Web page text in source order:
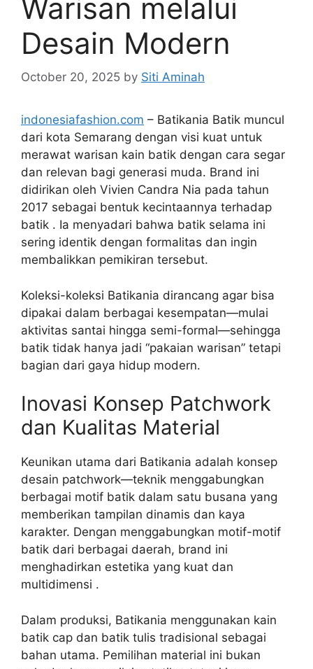
Warisan melalui
Desain Modern
October 20, 2025 by Siti Aminah
indonesiafashion.com – Batikania Batik muncul
dari kota Semarang dengan visi kuat untuk
merawat warisan kain batik dengan cara segar
dan relevan bagi generasi muda. Brand ini
didirikan oleh Vivien Candra Nia pada tahun
2017 sebagai bentuk kecintaannya terhadap
batik . Ia menyadari bahwa batik selama ini
sering identik dengan formalitas dan ingin
membalikkan pemikiran tersebut.
Koleksi-koleksi Batikania dirancang agar bisa
dipakai dalam berbagai kesempatan—mulai
aktivitas santai hingga semi-formal—sehingga
batik tidak hanya jadi “pakaian warisan” tetapi
bagian dari gaya hidup modern.
Inovasi Konsep Patchwork
dan Kualitas Material
Keunikan utama dari Batikania adalah konsep
desain patchwork—teknik menggabungkan
berbagai motif batik dalam satu busana yang
memberikan tampilan dinamis dan kaya
karakter. Dengan menggabungkan motif-motif
batik dari berbagai daerah, brand ini
menghadirkan estetika yang kuat dan
multidimensi .
Dalam produksi, Batikania menggunakan kain
batik cap dan batik tulis tradisional sebagai
bahan utama. Pemilihan material ini bukan